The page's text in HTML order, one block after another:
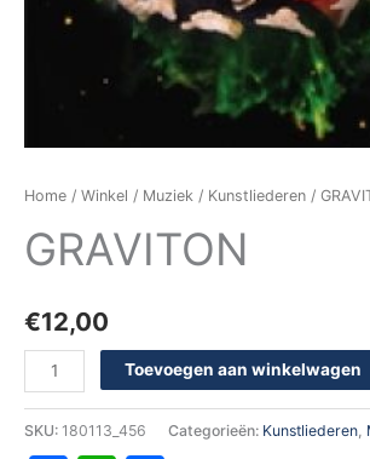
Home / Winkel / Muziek / Kunstliederen /
GRAVITON
€12,00
Toevoegen aan winkelwagen
SKU: 180113_456 Categorieën: Kunstliederen